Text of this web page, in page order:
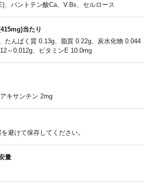
、パントテン酸Ca、V.B6 、セルロース
当たり
たんぱく質 0.13g、脂質 0.22g、炭水化物 0.044
～0.012g、ビタミンE 10.0mg
キサンチン 2mg
避けて保存してください。
量